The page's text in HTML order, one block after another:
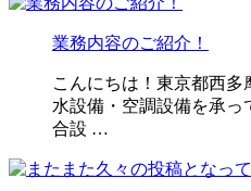
業務内容のご紹介！
こんにちは！東京都西
水設備・空調設備を承
合設 …